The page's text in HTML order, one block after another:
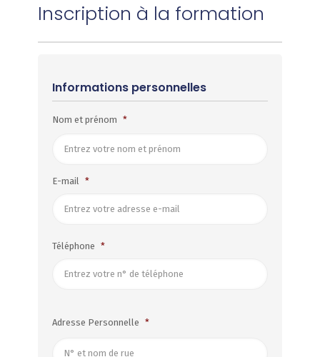
Inscription à la formation
Informations personnelles
Nom et prénom *
Nom
Prénom
E-mail *
Téléphone *
Adresse Personnelle *